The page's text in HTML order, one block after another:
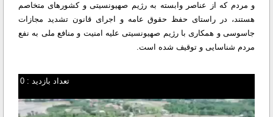
و مردم که از عناصر وابسته به رژیم صهیونسیتی و کشور‌های متخاصم
هستند، در راستای حفظ حقوق عامه و اجرای قانون تشدید مجازات
جاسوسی و همکاری با رژیم صهیونسیتی علیه امنیت و منافع ملی به نفع
مردم شناسایی و توقیف شده است.
تعداد بازدید : 0